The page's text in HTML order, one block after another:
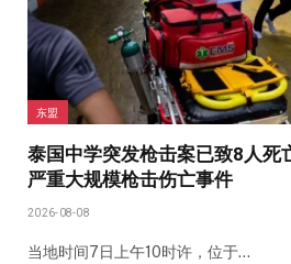
东盟
泰国中学突发枪击案已致8人死
严重大规模枪击伤亡事件
2026-08-08
当地时间7日上午10时许，位于…